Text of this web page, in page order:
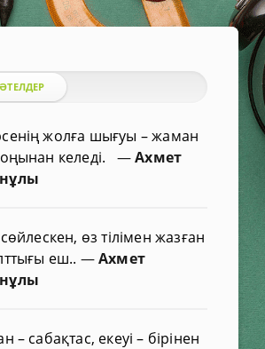
жолға шығуы – жаман
келеді. —Ахмет
өз тілімен жазған
еш.. —Ахмет
– сабақтас, екеуі – бірінен